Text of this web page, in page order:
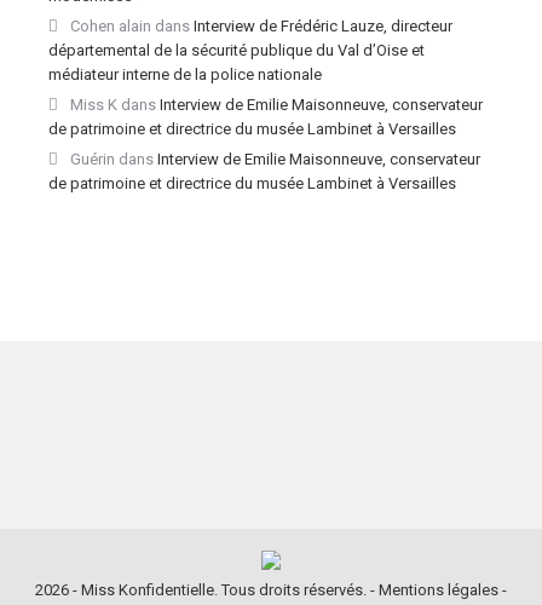
Cohen alain dans Interview de Frédéric Lauze, directeur
départemental de la sécurité publique du Val d’Oise et
médiateur interne de la police nationale
Miss K dans Interview de Emilie Maisonneuve, conservateur
de patrimoine et directrice du musée Lambinet à Versailles
Guérin dans Interview de Emilie Maisonneuve, conservateur
de patrimoine et directrice du musée Lambinet à Versailles
2026 - Miss Konfidentielle. Tous droits réservés. - Mentions légales -